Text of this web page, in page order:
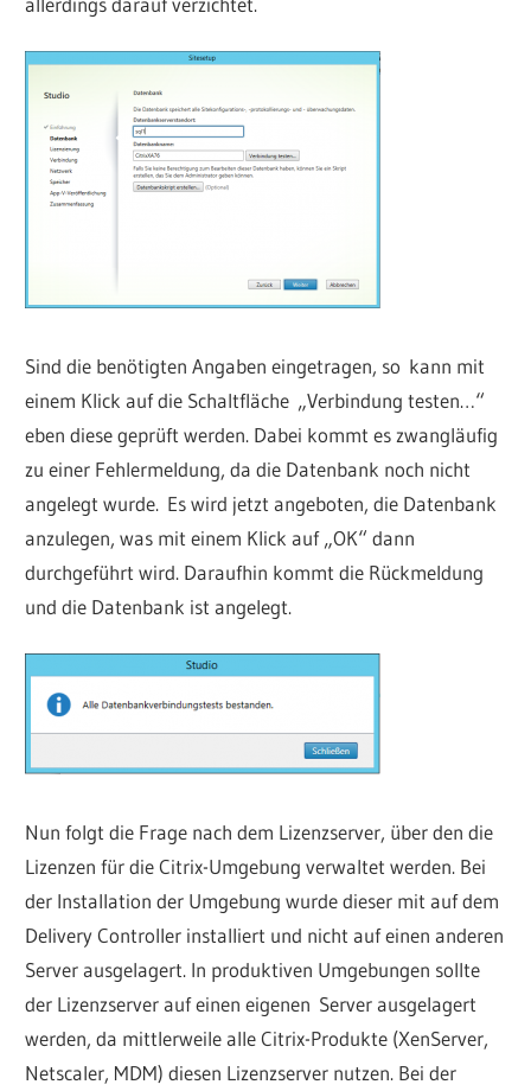
Sind die benötigten Angaben eingetragen, so kann mit
einem Klick auf die Schaltfläche „Verbindung testen…“
eben diese geprüft werden. Dabei kommt es zwangläufig
zu einer Fehlermeldung, da die Datenbank noch nicht
angelegt wurde. Es wird jetzt angeboten, die Datenbank
anzulegen, was mit einem Klick auf „OK“ dann
durchgeführt wird. Daraufhin kommt die Rückmeldung
und die Datenbank ist angelegt.
Nun folgt die Frage nach dem Lizenzserver, über den die
Lizenzen für die Citrix-Umgebung verwaltet werden. Bei
der Installation der Umgebung wurde dieser mit auf dem
Delivery Controller installiert und nicht auf einen anderen
Server ausgelagert. In produktiven Umgebungen sollte
der Lizenzserver auf einen eigenen Server ausgelagert
werden, da mittlerweile alle Citrix-Produkte (XenServer,
Netscaler, MDM) diesen Lizenzserver nutzen. Bei der